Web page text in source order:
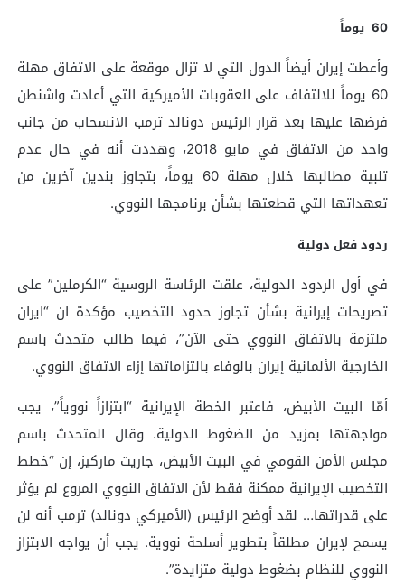
60 يوماً
وأعطت إيران أيضاً الدول التي لا تزال موقعة على الاتفاق مهلة
60 يوماً للالتفاف على العقوبات الأميركية التي أعادت واشنطن
فرضها عليها بعد قرار الرئيس دونالد ترمب الانسحاب من جانب
واحد من الاتفاق في مايو 2018، وهددت أنه في حال عدم
تلبية مطالبها خلال مهلة 60 يوماً، بتجاوز بندين آخرين من
تعهداتها التي قطعتها بشأن برنامجها النووي.
ردود فعل دولية
في أول الردود الدولية، علقت الرئاسة الروسية “​الكرملين​” على
تصريحات إيرانية بشأن تجاوز حدود التخصيب مؤكدة ان “​ايران​
ملتزمة بالاتفاق النووي​ حتى الآن”، فيما طالب متحدث باسم
الخارجية الألمانية إيران بالوفاء بالتزاماتها إزاء الاتفاق النووي.
أمّا البيت الأبيض، فاعتبر الخطة الإيرانية “ابتزازاً نووياً”، يجب
مواجهتها بمزيد من الضغوط الدولية. وقال المتحدث باسم
مجلس الأمن القومي في البيت الأبيض، جاريت ماركيز، إن “خطط
التخصيب الإيرانية ممكنة فقط لأن الاتفاق النووي المروع لم يؤثر
على قدراتها… لقد أوضح الرئيس (الأميركي دونالد) ترمب أنه لن
يسمح لإيران مطلقاً بتطوير أسلحة نووية. يجب أن يواجه الابتزاز
النووي للنظام بضغوط دولية متزايدة”.